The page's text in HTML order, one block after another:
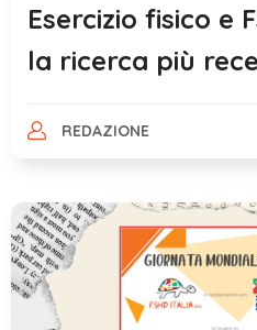
Esercizio fisico e
la ricerca più
REDAZIONE